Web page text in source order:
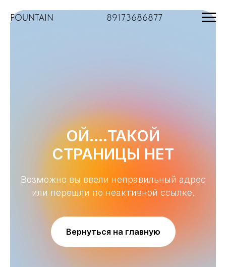
FOUNTAIN 89173686877
ОЙ....ТАКОЙ
СТРАНИЦЫ НЕТ
Возможно вы ввели неправильный адрес
или перешли по неактивной ссылке.
Вернуться на главную